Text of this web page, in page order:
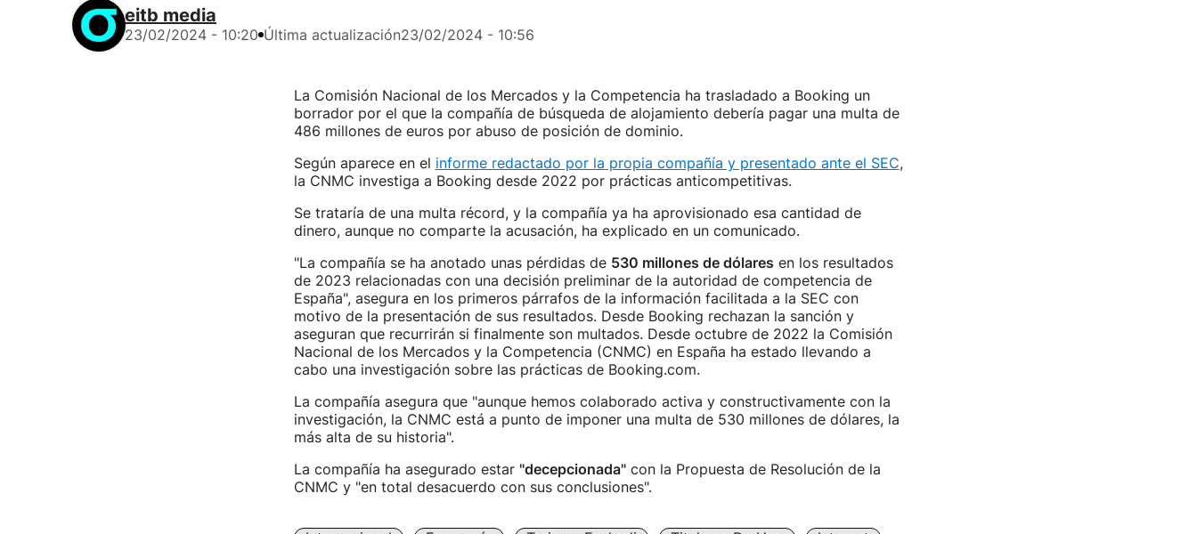
eitb media
23/02/2024 - 10:20 Última actualización23/02/2024 - 10:56
La Comisión Nacional de los Mercados y la Competencia ha trasladado a Booking un
borrador por el que la compañía de búsqueda de alojamiento debería pagar una multa de
486 millones de euros por abuso de posición de dominio.
Según aparece en el informe redactado por la propia compañía y presentado ante el SEC,
la CNMC investiga a Booking desde 2022 por prácticas anticompetitivas.
Se trataría de una multa récord, y la compañía ya ha aprovisionado esa cantidad de
dinero, aunque no comparte la acusación, ha explicado en un comunicado.
"La compañía se ha anotado unas pérdidas de 530 millones de dólares en los resultados
de 2023 relacionadas con una decisión preliminar de la autoridad de competencia de
España", asegura en los primeros párrafos de la información facilitada a la SEC con
motivo de la presentación de sus resultados. Desde Booking rechazan la sanción y
aseguran que recurrirán si finalmente son multados. Desde octubre de 2022 la Comisión
Nacional de los Mercados y la Competencia (CNMC) en España ha estado llevando a
cabo una investigación sobre las prácticas de Booking.com.
La compañía asegura que "aunque hemos colaborado activa y constructivamente con la
investigación, la CNMC está a punto de imponer una multa de 530 millones de dólares, la
más alta de su historia".
La compañía ha asegurado estar "decepcionada"con la Propuesta de Resolución de la
CNMC y "en total desacuerdo con sus conclusiones".